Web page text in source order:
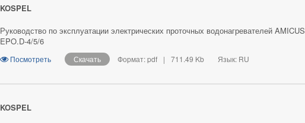
KOSPEL
Руководство по эксплуатации электрических проточных водонагревателей AMICUS
EPO.D-4/5/6
Посмотреть Скачать Формат: pdf | 711.49 Kb Язык: RU
KOSPEL